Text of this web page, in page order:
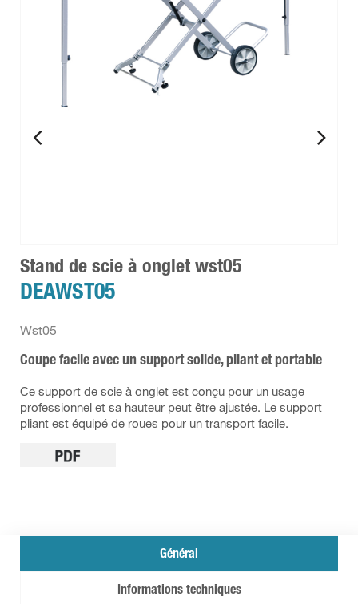
Stand de scie à onglet wst05
DEAWST05
Wst05
Coupe facile avec un support solide, pliant et portable
Ce support de scie à onglet est conçu pour un usage
professionnel et sa hauteur peut être ajustée. Le support
pliant est équipé de roues pour un transport facile.
Général
Informations techniques